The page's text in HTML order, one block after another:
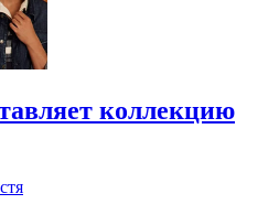
коллекцию